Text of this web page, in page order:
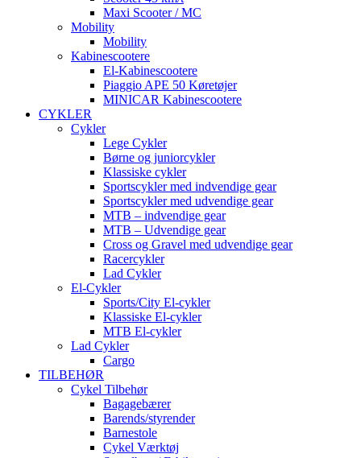
Maxi Scooter / MC
Mobility
Mobility
Kabinescootere
El-Kabinescootere
Piaggio APE 50 Køretøjer
MINICAR Kabinescootere
CYKLER
Cykler
Lege Cykler
Børne og juniorcykler
Klassiske cykler
Sportscykler med indvendige gear
Sportscykler med udvendige gear
MTB – indvendige gear
MTB – Udvendige gear
Cross og Gravel med udvendige gear
Racercykler
Lad Cykler
El-Cykler
Sports/City El-cykler
Klassiske El-cykler
MTB El-cykler
Lad Cykler
Cargo
TILBEHØR
Cykel Tilbehør
Bagagebærer
Barends/styrender
Barnestole
Cykel Værktøj